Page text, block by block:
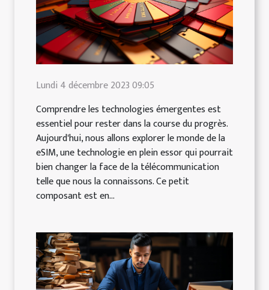
Lundi 4 décembre 2023 09:05
Comprendre les technologies émergentes est
essentiel pour rester dans la course du progrès.
Aujourd'hui, nous allons explorer le monde de la
eSIM, une technologie en plein essor qui pourrait
bien changer la face de la télécommunication
telle que nous la connaissons. Ce petit
composant est en...